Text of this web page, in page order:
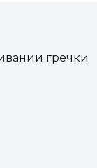
гречки